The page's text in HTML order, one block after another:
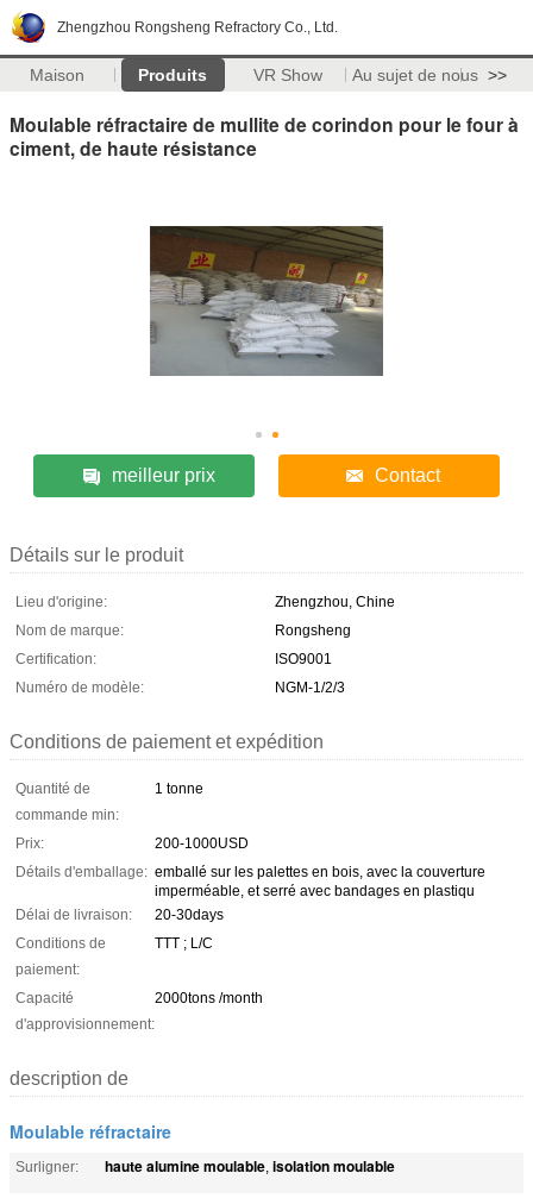
Zhengzhou Rongsheng Refractory Co., Ltd.
Maison Produits VR Show Au sujet de nous >>
Moulable réfractaire de mullite de corindon pour le four à
ciment, de haute résistance
meilleur prix Contact
Détails sur le produit
Lieu d'origine:
Zhengzhou, Chine
Nom de marque:
Rongsheng
Certification:
ISO9001
Numéro de modèle:
NGM-1/2/3
Conditions de paiement et expédition
Quantité de
commande min:
1 tonne
Prix:
200-1000USD
Détails d'emballage: emballé sur les palettes en bois, avec la couverture
imperméable, et serré avec bandages en plastiqu
Délai de livraison:
20-30days
Conditions de
paiement:
TTT ; L/C
Capacité
d'approvisionnement:
2000tons /month
description de
Moulable réfractaire
Surligner: haute alumine moulable, isolation moulable